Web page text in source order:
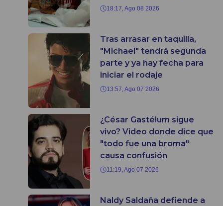
18:17, Ago 08 2026
Tras arrasar en taquilla,
"Michael" tendrá segunda
parte y ya hay fecha para
iniciar el rodaje
13:57, Ago 07 2026
¿César Gastélum sigue
vivo? Video donde dice que
"todo fue una broma"
causa confusión
11:19, Ago 07 2026
Naldy Saldaña defiende a